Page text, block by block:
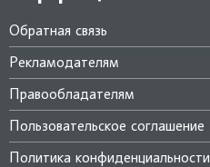
Обратная связь
Рекламодателям
Правообладателям
Пользовательское соглашение
Политика конфиденциальности